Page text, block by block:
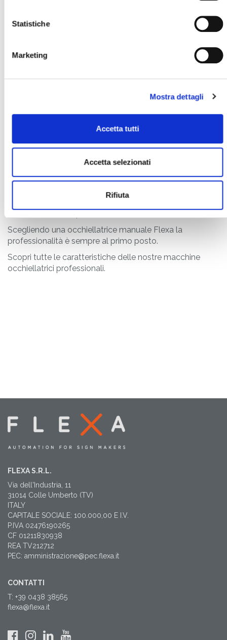
Statistiche
Marketing
Mostra dettagli
Accetta tutti
Accetta selezionati
Rifiuta
Flexapuoi applicare sia occhielli in plastica sia in acciaio
nichelato su banner pvc, tessuti in pvc, pvc semi-
espanso, pannelli leggeri, cartone e teli camion.
sia rondella che occhiello. Può
essere usata per l'applicazione di occhielli su
striscioni/banner pubblicitari, per forare teli camion, per
confezionare tende solari e altro ancora.
Con unaocchiellatrice manuale auto-perforante
hai a portata di mano un'attrezzatura robusta e
fissata al tavolo o portatile.
Scegliendo una occhiellatrice manuale Flexa la
professionalità è sempre al primo posto.
Scopri tutte le caratteristiche delle nostre macchine
occhiellatrici professionali.
FLEXA S.R.L.
Via dell'Industria, 11
31014 Colle Umberto (TV)
ITALY
CAPITALE SOCIALE: 100.000,00 E I.V.
P.IVA 02476190265
CF 01211830938
REA TV212712
PEC: amministrazione@pec.flexa.it
CONTATTI
T: +39 0438 38565
flexa@flexa.it